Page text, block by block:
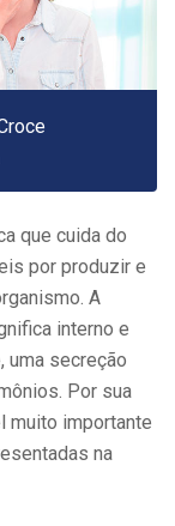
que cuida do
por produzir e
A
interno e
uma secreção
Por sua
muito importante
na